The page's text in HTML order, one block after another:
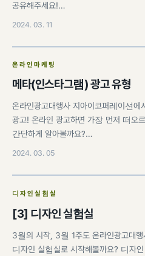
공유해주세요!…
2024. 03. 11
온라인마케팅
메타(인스타그램) 광고 유형
온라인광고대행사 지아이코퍼레이션에
광고! 온라인 광고하면 가장 먼저 떠오
간단하게 알아볼까요?…
2024. 03. 05
디자인실험실
[3] 디자인 실험실
3월의 시작, 3월 1주도 온라인광고대
디자인 실험실로 시작해볼까요? 디자